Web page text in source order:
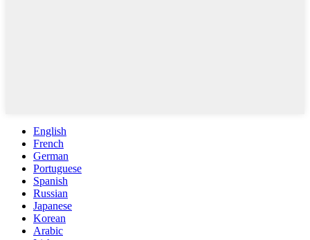
English
French
German
Portuguese
Spanish
Russian
Japanese
Korean
Arabic